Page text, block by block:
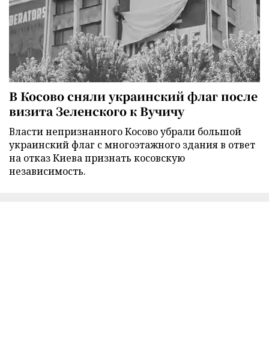
В Косово сняли украинский флаг после
визита Зеленского к Вучичу
Власти непризнанного Косово убрали большой
украинский флаг с многоэтажного здания в ответ
на отказ Киева признать косовскую
независимость.